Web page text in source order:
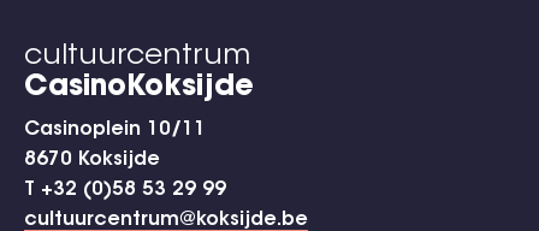
cultuurcentrum
CasinoKoksijde
Casinoplein 10/11
8670 Koksijde
T +32 (0)58 53 29 99
cultuurcentrum@koksijde.be